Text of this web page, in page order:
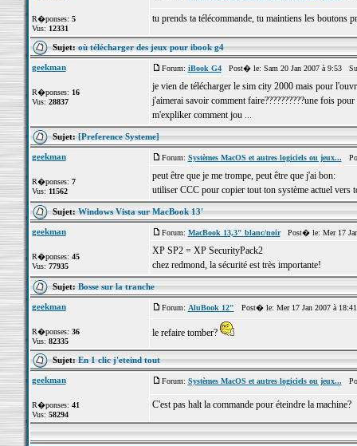
R�ponses: 5
Vus: 12331
tu prends ta télécommande, tu maintiens les boutons
Sujet:où télécharger des jeux pour ibook g4
geekman
R�ponses: 16
Vus: 28837
Forum: iBook G4Post� le: Sam 20 Jan 2007 à 9:53
je vien de télécharger le sim city 2000 mais pour
j'aimerai savoir comment faire??????????une fois
m'expliker comment jou ...
Sujet:[Preference Systeme]
geekman
R�ponses: 7
Vus: 11562
Forum: Systèmes MacOS et autres logiciels ou jeux...
peut être que je me trompe, peut être que j'ai bon:
utiliser CCC pour copier tout ton système actuel vers
Sujet:Windows Vista sur MacBook 13'
geekman
R�ponses: 45
Vus: 77935
Forum: MacBook 13,3" blanc/noirPost� le: Mer 17
XP SP2 = XP SecurityPack2
chez redmond, la sécurité est très importante!
Sujet:Bosse sur la tranche
geekman
R�ponses: 36
Vus: 82335
Forum: AluBook 12" Post� le: Mer 17 Jan 2007 à
le refaire tomber?
Sujet:En 1 clic j'eteind tout
geekman
R�ponses: 41
Vus: 58294
Forum: Systèmes MacOS et autres logiciels ou jeux...
C'est pas halt la commande pour éteindre la machine?